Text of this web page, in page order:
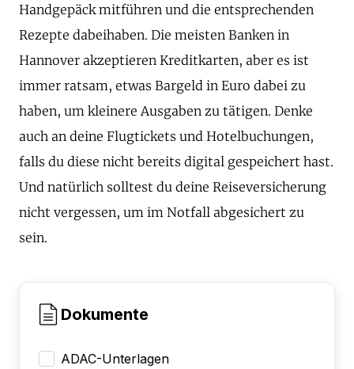
Handgepäck mitführen und die entsprechenden
Rezepte dabeihaben. Die meisten Banken in
Hannover akzeptieren Kreditkarten, aber es ist
immer ratsam, etwas Bargeld in Euro dabei zu
haben, um kleinere Ausgaben zu tätigen. Denke
auch an deine Flugtickets und Hotelbuchungen,
falls du diese nicht bereits digital gespeichert hast.
Und natürlich solltest du deine Reiseversicherung
nicht vergessen, um im Notfall abgesichert zu
sein.
Dokumente
ADAC-Unterlagen